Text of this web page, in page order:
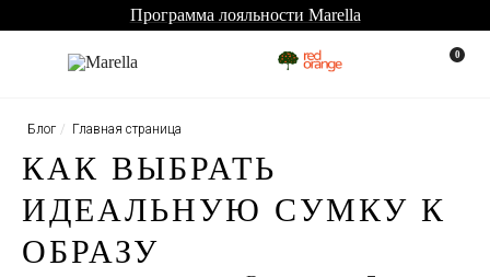
Программа лояльности Marella
0
Главная страница
Блог
КАК ВЫБРАТЬ
ИДЕАЛЬНУЮ СУМКУ К
ОБРАЗУ